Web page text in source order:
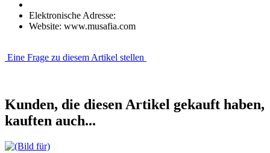
Elektronische Adresse:
Website: www.musafia.com
Eine Frage zu diesem Artikel stellen
Kunden, die diesen Artikel gekauft haben,
kauften auch...